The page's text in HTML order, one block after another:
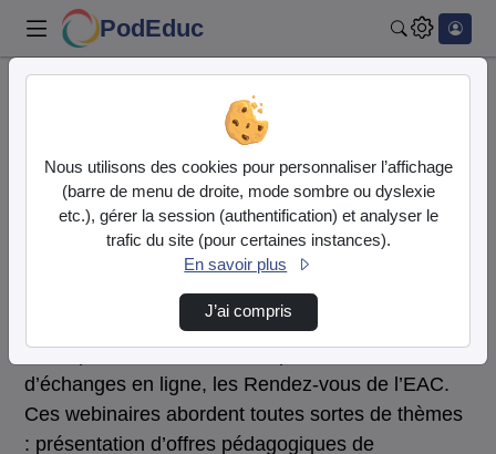
PodEduc
Rendez-vous de l'EAC - 2020-2021
DRAEAC-BFC Vidéo Audio
Rendez-vous de l'EAC - 2020-2021
La DRAEAC propose aux enseignants comme à
tous les acteurs concernés par l’éducation
artistique et culturelle un temps d’information et
d’échanges en ligne, les Rendez-vous de l’EAC.
Ces webinaires abordent toutes sortes de thèmes
: présentation d’offres pédagogiques de
Nous utilisons des cookies pour personnaliser l’affichage
(barre de menu de droite, mode sombre ou dyslexie
etc.), gérer la session (authentification) et analyser le
trafic du site (pour certaines instances).
En savoir plus
J’ai compris